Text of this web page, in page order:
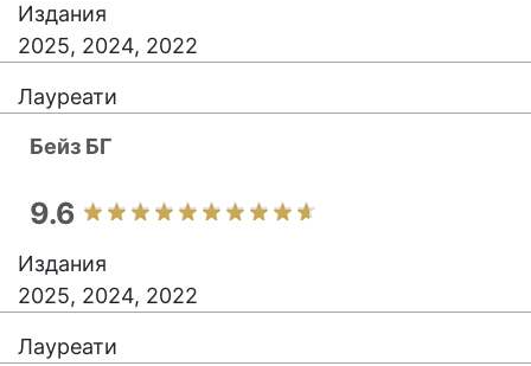
Издания
2025, 2024, 2022
Лауреати
Бейз БГ
9.6
Издания
2025, 2024, 2022
Лауреати